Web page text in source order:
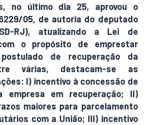
no último dia 25, aprovou o
05, de autoria do deputado
RJ), atualizando a Lei de
o propósito de emprestar
de recuperação da
várias, destacam-se as
I) incentivo à concessão de
empresa em recuperação; II)
maiores para parcelamento
com a União; III) incentivo